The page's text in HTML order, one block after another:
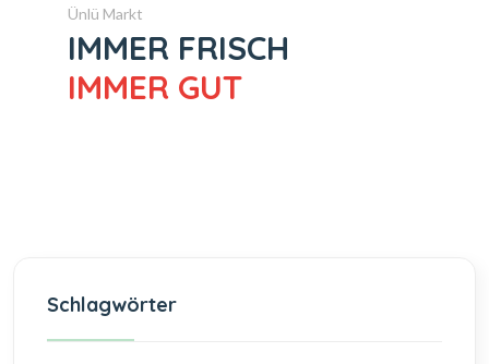
Ünlü Markt
IMMER FRISCH
IMMER GUT
Schlagwörter